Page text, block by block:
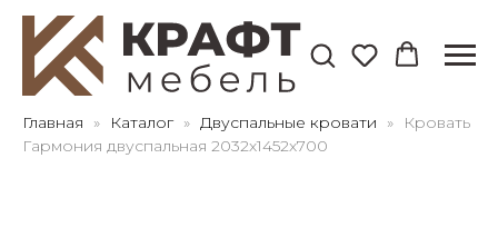
Главная Каталог Двуспальные кровати
Кровать
Гармония двуспальная 2032х1452х700